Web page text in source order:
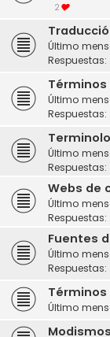
2
Último
Respuestas:
Último
Respuestas:
Último
Respuestas:
Webs de
Último
Respuestas:
Fuentes
Último
Respuestas:
Último